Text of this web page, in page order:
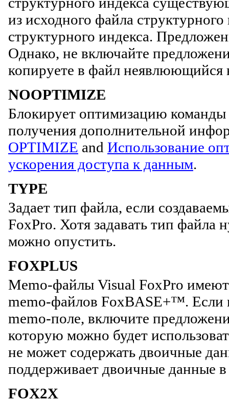
из исходного файла
структурного индекса.
Однако, не включайте
копируете в файл неявлюющийся
NOOPTIMIZE
Блокирует оптимизацию команды
получения дополнительной
OPTIMIZE and Использование
ускорения доступа к данным.
TYPE
Задает тип файла, если
FoxPro. Хотя задавать тип файла
можно опустить.
FOXPLUS
Memo-файлы Visual FoxPro
memo-файлов FoxBASE+™. Если
memo-поле, включите
которую можно будет
не может содержать двоичные
поддерживает двоичные данные
FOX2X